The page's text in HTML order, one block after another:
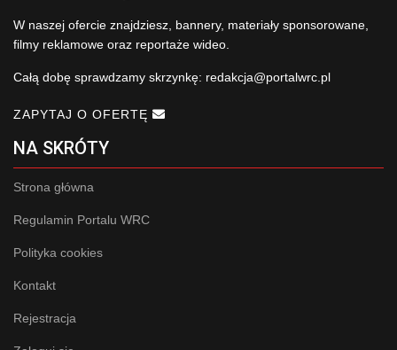
W naszej ofercie znajdziesz, bannery, materiały sponsorowane,
filmy reklamowe oraz reportaże wideo.
Całą dobę sprawdzamy skrzynkę: redakcja@portalwrc.pl
ZAPYTAJ O OFERTĘ
NA SKRÓTY
Strona główna
Regulamin Portalu WRC
Polityka cookies
Kontakt
Rejestracja